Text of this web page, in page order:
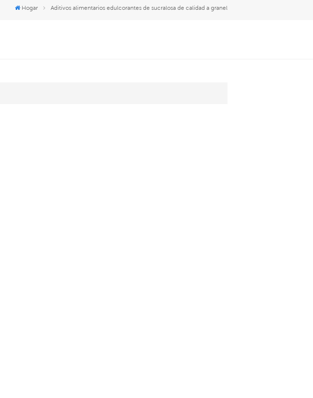
Hogar Aditivos alimentarios edulcorantes de sucralosa de calidad a granel